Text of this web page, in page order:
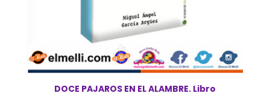
DOCE PAJAROS EN EL ALAMBRE. Libro